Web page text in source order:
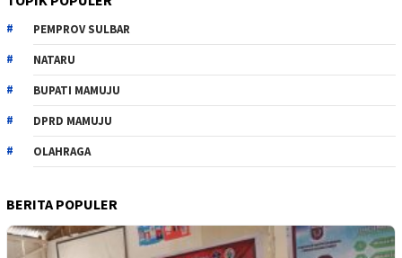
PEMPROV SULBAR
NATARU
BUPATI MAMUJU
DPRD MAMUJU
OLAHRAGA
BERITA POPULER